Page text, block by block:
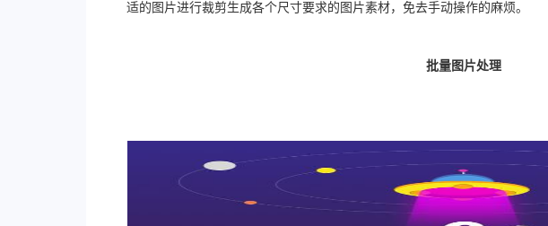
适的图片进行裁剪生成各个尺寸要求的图片素材， 免去手动操作的麻烦。
批量图片处理